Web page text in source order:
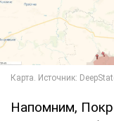
Напомним,